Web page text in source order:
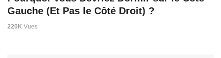
Gauche (Et Pas le Côté Droit) ?
220K Vues